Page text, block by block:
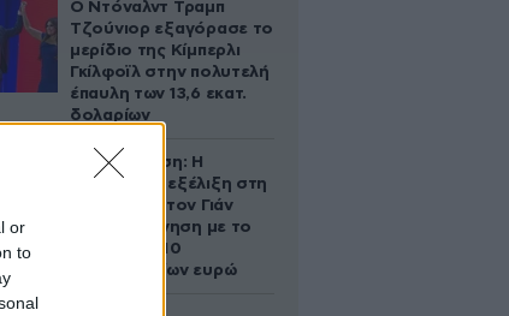
or
to
Ο Ντόναλντ Τραμπ
Τζούνιορ εξαγόρασε το
μερίδιο της Κίμπερλι
Γκίλφοϊλ στην πολυτελή
έπαυλη των 13,6 εκατ.
δολαρίων
Αθηνά Ωνάση: Η
απρόσμενη εξέλιξη στη
διαμάχη με τον Γιάν
Τοπς – Η κίνηση με το
άλογο των 10
εκατομμυρίων ευρώ